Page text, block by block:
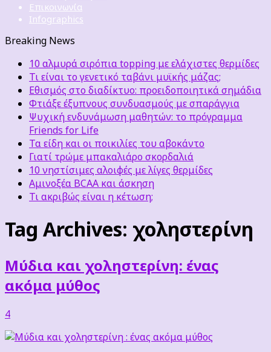
Επικοινωνία
Infographics
Breaking News
10 αλμυρά σιρόπια topping με ελάχιστες θερμίδες
Τι είναι το γενετικό ταβάνι μυϊκής μάζας;
Εθισμός στο διαδίκτυο: προειδοποιητικά σημάδια
Φτιάξε έξυπνους συνδυασμούς με σπαράγγια
Ψυχική ενδυνάμωση μαθητών: το πρόγραμμα
Friends for Life
Τα είδη και οι ποικιλίες του αβοκάντο
Γιατί τρώμε μπακαλιάρο σκορδαλιά
10 νηστίσιμες αλοιφές με λίγες θερμίδες
Αμινοξέα BCAA και άσκηση
Τι ακριβώς είναι η κέτωση;
Tag Archives: χοληστερίνη
Μύδια και χοληστερίνη: ένας
ακόμα μύθος
4